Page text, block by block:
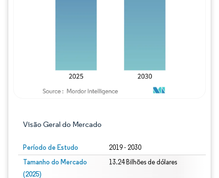
Visão Geral do Mercado
Período de Estudo 2019 - 2030
Tamanho do Mercado
(2025)
13.24 Bilhões de dólares